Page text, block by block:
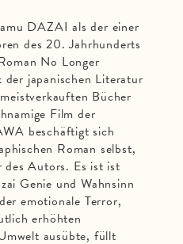
DAZAI als der einer
des 20. Jahrhunderts
No Longer
japanischen Literatur
Bücher
Film der
beschäftigt sich
Roman selbst,
des Autors. Es ist ist
Genie und Wahnsinn
emotionale Terror,
erhöhten
ausübte, füllt